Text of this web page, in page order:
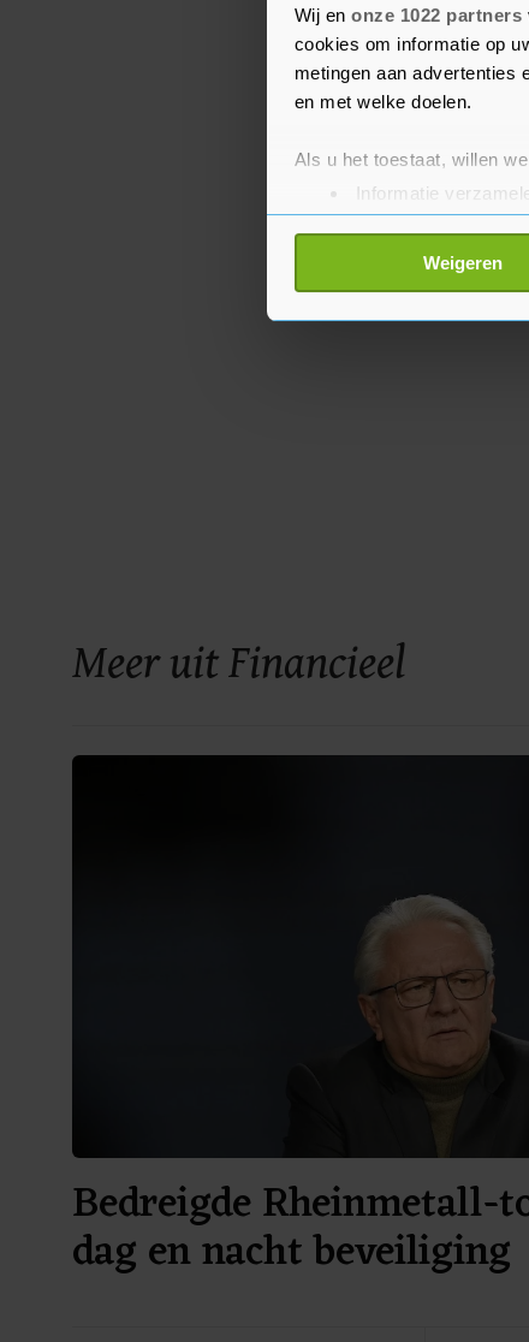
Wij en onze 1022 partners
cookies om informatie op
metingen aan advertenties
en met welke doelen.
Als u het toestaat, willen
Informatie
Uw apparaat
Lees meer over hoe uw
toestemming op elk
Weigeren
van ADP omdat er
kleiner deel van de
Meer uit Financieel
Bedreigde
dag en nacht beveiliging